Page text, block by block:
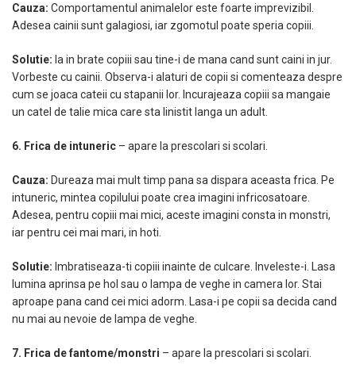
Cauza: Comportamentul animalelor este foarte imprevizibil.
Adesea cainii sunt galagiosi, iar zgomotul poate speria copiii.
Solutie: Ia in brate copiii sau tine-i de mana cand sunt caini in jur.
Vorbeste cu cainii. Observa-i alaturi de copii si comenteaza despre
cum se joaca cateii cu stapanii lor. Incurajeaza copiii sa mangaie
un catel de talie mica care sta linistit langa un adult.
6. Frica de intuneric – apare la prescolari si scolari.
Cauza: Dureaza mai mult timp pana sa dispara aceasta frica. Pe
intuneric, mintea copilului poate crea imagini infricosatoare.
Adesea, pentru copiii mai mici, aceste imagini consta in monstri,
iar pentru cei mai mari, in hoti.
Solutie: Imbratiseaza-ti copiii inainte de culcare. Inveleste-i. Lasa
lumina aprinsa pe hol sau o lampa de veghe in camera lor. Stai
aproape pana cand cei mici adorm. Lasa-i pe copii sa decida cand
nu mai au nevoie de lampa de veghe.
7. Frica de fantome/monstri – apare la prescolari si scolari.